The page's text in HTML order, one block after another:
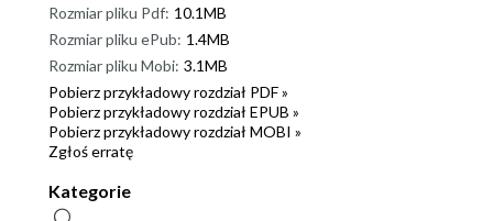
Rozmiar pliku Pdf: 10.1MB
Rozmiar pliku ePub: 1.4MB
Rozmiar pliku Mobi: 3.1MB
Pobierz przykładowy rozdział PDF »
Pobierz przykładowy rozdział EPUB »
Pobierz przykładowy rozdział MOBI »
Zgłoś erratę
Kategorie